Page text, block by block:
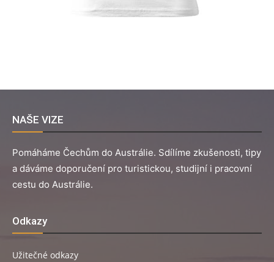
NAŠE VIZE
Pomáháme Čechům do Austrálie. Sdílíme zkušenosti, tipy
a dáváme doporučení pro turistickou, studijní i pracovní
cestu do Austrálie.
Odkazy
Užitečné odkazy